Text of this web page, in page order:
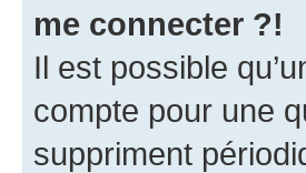
me connecter ?!
Il est possible
compte pour une
suppriment